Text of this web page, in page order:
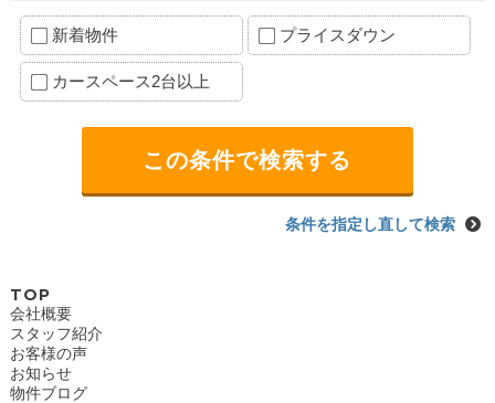
新着物件 プライスダウン
カースペース2台以上
条件を指定し直して検索
TOP
会社概要
スタッフ紹介
お客様の声
お知らせ
物件ブログ